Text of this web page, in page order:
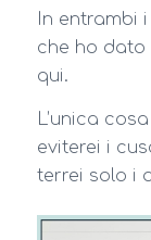
In entrambi
che ho dato
qui.
L’unica
eviterei i
terrei solo i